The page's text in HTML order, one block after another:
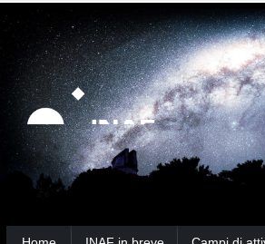
Strumenti
personali
Salta
contenuti.
|
Salta
alla
navigazione
Ricerca
avanzata…